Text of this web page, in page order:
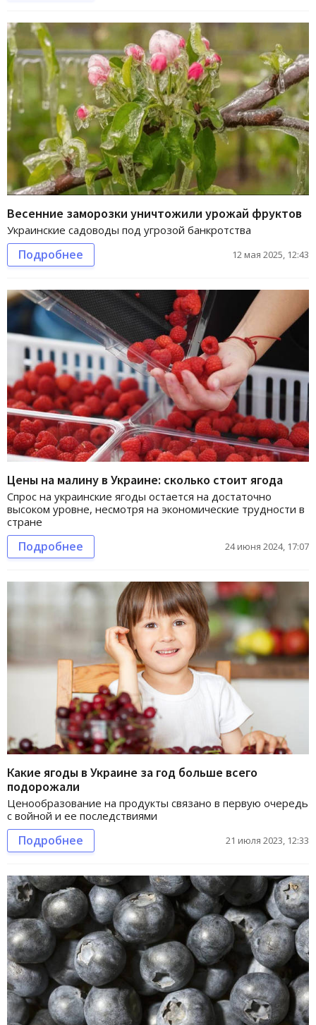
Весенние заморозки уничтожили урожай фруктов
Украинские садоводы под угрозой банкротства
Подробнее 12 мая 2025, 12:43
Цены на малину в Украине: сколько стоит ягода
Спрос на украинские ягоды остается на достаточно
высоком уровне, несмотря на экономические трудности в
стране
Подробнее 24 июня 2024, 17:07
Какие ягоды в Украине за год больше всего
подорожали
Ценообразование на продукты связано в первую очередь
с войной и ее последствиями
Подробнее 21 июля 2023, 12:33